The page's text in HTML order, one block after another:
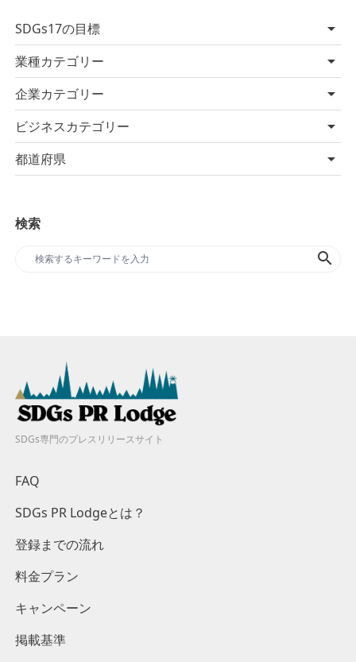
SDGs17の目標
業種カテゴリー
企業カテゴリー
ビジネスカテゴリー
都道府県
検索
search
SDGs専門のプレスリリースサイト
FAQ
SDGs PR Lodgeとは？
登録までの流れ
料金プラン
キャンペーン
掲載基準